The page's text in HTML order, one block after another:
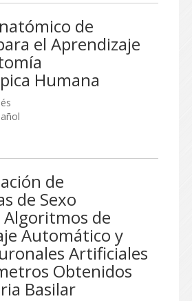
de
el Aprendizaje
Humana
de
de Sexo
de
Automático y
Artificiales
Obtenidos
Basilar